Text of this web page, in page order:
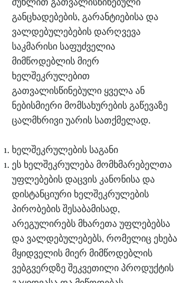
განცხადებების, გარანტიებისა და
ვალდებულებების დარღვევა
საკმარისი საფუძველია
მიმწოდებლის მიერ
ხელშეკრულებით
გათვალისწინებული ყველა ან
ნებისმიერი მომსახურების გაწევაზე
ცალმხრივი უარის სათქმელად.
ხელშეკრულების საგანი
ეს ხელშეკრულება მომხმარებელთა
უფლებების დაცვის კანონისა და
დისტანციური ხელშეკრულების
პირობების შესაბამისად,
არეგულირებს მხარეთა უფლებებსა
და ვალდებულებებს, რომელიც ეხება
მყიდველის მიერ მიმწოდებლის
ვებგვერდზე შეკვეთილი პროდუქტის